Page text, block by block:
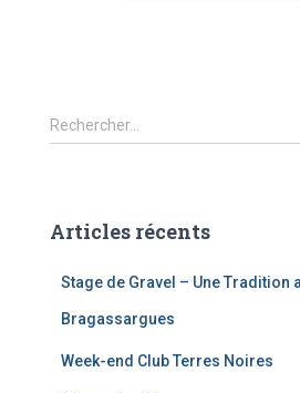
Rechercher…
Articles récents
Stage de Gravel – Une Tradition
Bragassargues
Week-end Club Terres Noires